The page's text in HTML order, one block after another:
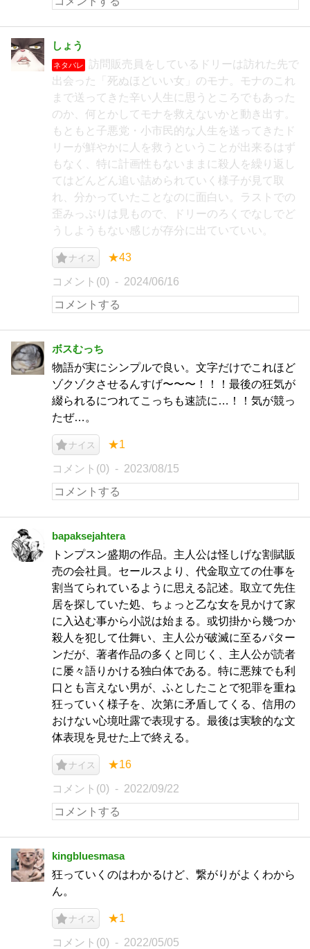
しょう
ネタバレ
訪問販売員をしているドリーは訪れた先で
出会った「死ぬほどいい女」のモナ。モナのこれ
まで送ってきた辛い人生に思うところでもあった
のか、何とかしてモナを救えないかと動き出す。
もともと子悪党・小市民的な人生を送ってきたド
リーが鮮やかに人を救うということが出来るはず
もなく、特に計画性もないままに殺人を繰り返し
てはどんどん追い詰められていく様子が見て取
れ、分かっていたことなのに面白い。ラストでの
歪みっぷりは見もので、ドリーのろくでなしでど
うしようもない感じが存分に出ていていい。
ナイス ★43
コメント(0) 2024/06/16
ボスむっち
物語が実にシンプルで良い。文字だけでこれほど
ゾクゾクさせるんすげ〜〜〜！！！最後の狂気が
綴られるにつれてこっちも速読に…！！気が競っ
たぜ…。
ナイス ★1
コメント(0) 2023/08/15
bapaksejahtera
トンプスン盛期の作品。主人公は怪しげな割賦販
売の会社員。セールスより、代金取立ての仕事を
割当てられているように思える記述。取立て先住
居を探していた処、ちょっと乙な女を見かけて家
に入込む事から小説は始まる。或切掛から幾つか
殺人を犯して仕舞い、主人公が破滅に至るパター
ンだが、著者作品の多くと同じく、主人公が読者
に屡々語りかける独白体である。特に悪辣でも利
口とも言えない男が、ふとしたことで犯罪を重ね
狂っていく様子を、次第に矛盾してくる、信用の
おけない心境吐露で表現する。最後は実験的な文
体表現を見せた上で終える。
ナイス ★16
コメント(0) 2022/09/22
kingbluesmasa
狂っていくのはわかるけど、繋がりがよくわから
ん。
ナイス ★1
コメント(0) 2022/05/05